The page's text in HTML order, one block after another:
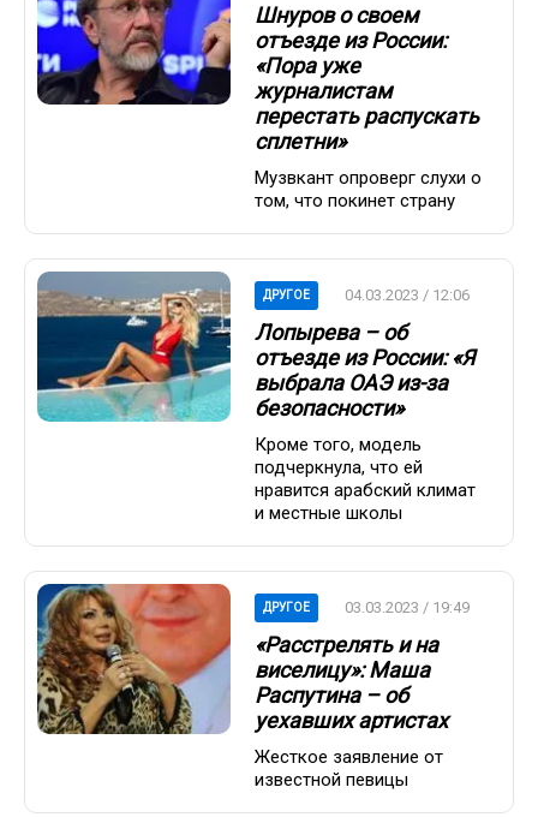
Шнуров о своем
отъезде из России:
«Пора уже
журналистам
перестать распускать
сплетни»
Музвкант опроверг слухи о
том, что покинет страну
ДРУГОЕ 04.03.2023 / 12:06
Лопырева – об
отъезде из России: «Я
выбрала ОАЭ из-за
безопасности»
Кроме того, модель
подчеркнула, что ей
нравится арабский климат
и местные школы
ДРУГОЕ 03.03.2023 / 19:49
«Расстрелять и на
виселицу»: Маша
Распутина – об
уехавших артистах
Жесткое заявление от
известной певицы